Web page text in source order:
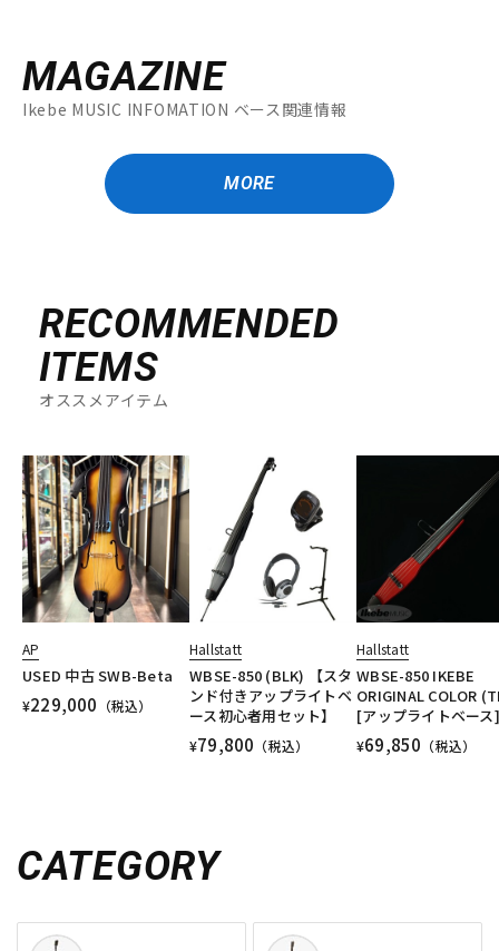
MAGAZINE
Ikebe MUSIC INFOMATION ベース関連情報
MORE
RECOMMENDED
ITEMS
オススメアイテム
AP
USED 中古 SWB-Beta
¥229,000 （税込）
Hallstatt
WBSE-850 (BLK) 【スタ
ンド付きアップライトベ
ース初心者用セット】
¥79,800 （税込）
Hallstatt
WBSE-850 IKEBE
ORIGINAL COLOR
[アップライトベース]
¥69,850 （税込）
CATEGORY